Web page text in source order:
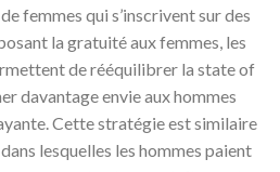
femmes qui s’inscrivent sur des
la gratuité aux femmes, les
de rééquilibrer la state of
davantage envie aux hommes
Cette stratégie est similaire
lesquelles les hommes paient